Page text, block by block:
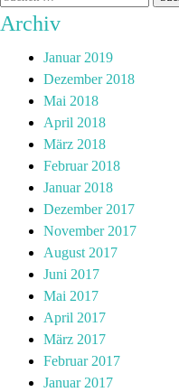
Archiv
Januar 2019
Dezember 2018
Mai 2018
April 2018
März 2018
Februar 2018
Januar 2018
Dezember 2017
November 2017
August 2017
Juni 2017
Mai 2017
April 2017
März 2017
Februar 2017
Januar 2017